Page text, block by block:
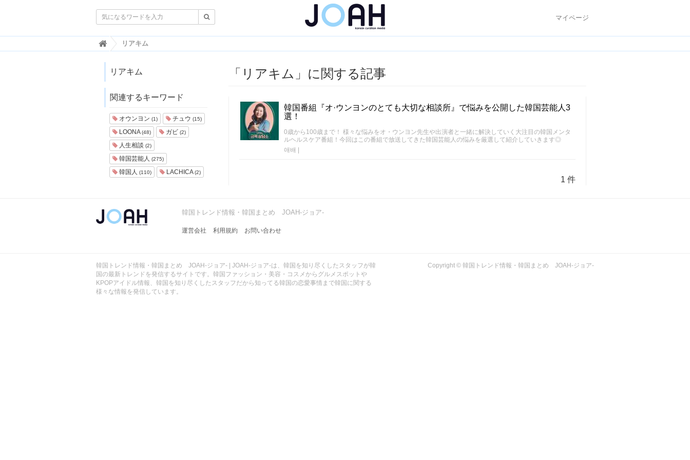
マイページ
韓
国
レ
情
・
韓
国
ま
と
め
H
-
リアキム
リアキム
関連するキーワード
オウンヨン (1) チュウ (15)
LOONA(48) ガビ (2)
人生相談 (2)
韓国芸能人 (275)
韓国人 (110) LACHICA(2)
「リアキム」に関する記事
韓国番組『オ·ウンヨンのとても大切な相談所』で悩みを公開した韓国芸能人3
選！
0歳から100歳まで！ 様々な悩みをオ・ウンヨン先生や出演者と一緒に解決していく大注目の韓国メンタ
ルヘルスケア番組！今回はこの番組で放送してきた韓国芸能人の悩みを厳選して紹介していきます◎
애배
1 件
韓国トレンド情報・韓国まとめ JOAH-ジョア-
運営会社 利用規約 お問い合わせ
韓国トレンド情報・韓国まとめ JOAH-ジョア- | JOAH-ジョア-は、韓国を知り尽くしたスタッフが韓
国の最新トレンドを発信するサイトです。韓国ファッション・美容・コスメからグルメスポットや
KPOPアイドル情報、韓国を知り尽くしたスタッフだから知ってる韓国の恋愛事情まで韓国に関する
様々な情報を発信しています。
Copyright © 韓国トレンド情報・韓国まとめ JOAH-ジョア-